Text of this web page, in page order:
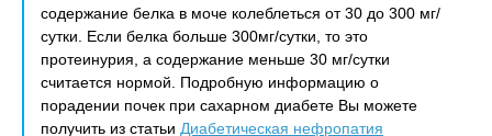
содержание белка в моче колеблеться от 30 до 300 мг/
сутки. Если белка больше 300мг/сутки, то это
протеинурия, а содержание меньше 30 мг/сутки
считается нормой. Подробную информацию о
порадении почек при сахарном диабете Вы можете
получить из статьи Диабетическая нефропатия